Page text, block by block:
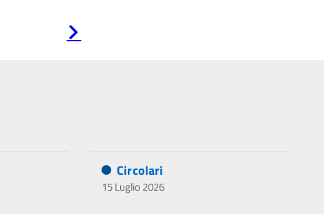
successiva
Circolari
15 Luglio 2026